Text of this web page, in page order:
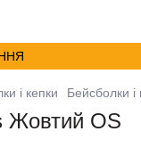
і кепки Бейсболки
Жовтий OS